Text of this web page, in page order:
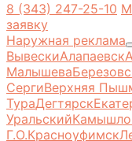
8 (343) 247-25-10
заявку
Наружная реклама
ВывескиАлапаевск
Малышева
СергиВерхняя
ТураДегтярск
Уральский
Г.О.Красноуфимск